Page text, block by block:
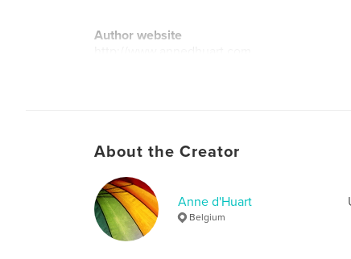
Author website
About the Creator
Anne d'Huart
Belgium